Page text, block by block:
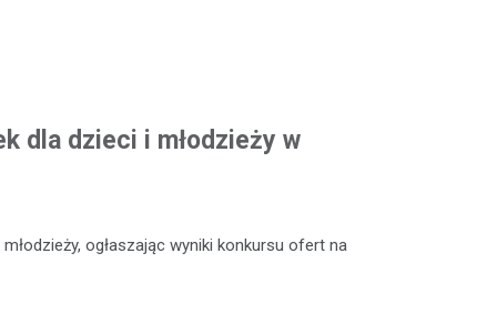
dla dzieci i młodzieży w
ogłaszając wyniki konkursu ofert na